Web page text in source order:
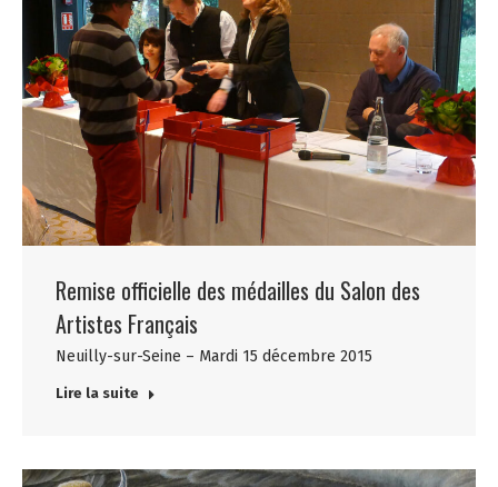
Remise officielle des médailles du Salon des
Artistes Français
Neuilly-sur-Seine – Mardi 15 décembre 2015
Lire la suite